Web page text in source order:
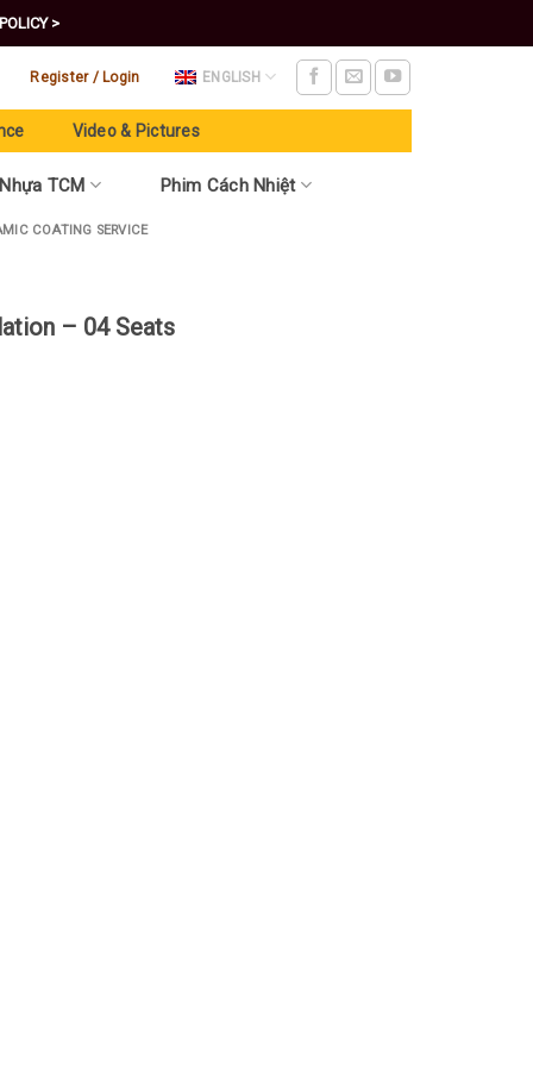
>
Register / Login ENGLISH
Video & Pictures
TCM Phim Cách Nhiệt
COATING SERVICE
– 04 Seats